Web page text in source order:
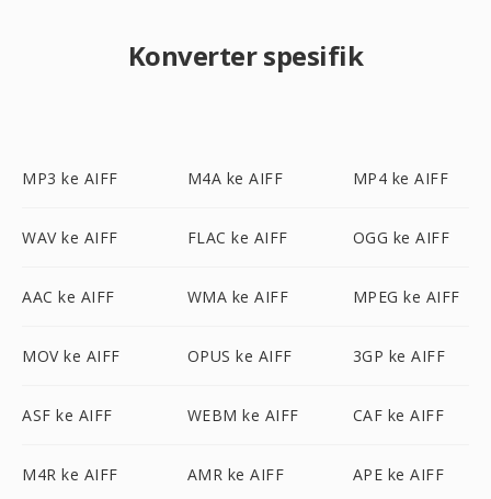
Konverter spesifik
MP3 ke AIFF M4A ke AIFF MP4 ke AIFF
WAV ke AIFF FLAC ke AIFF OGG ke AIFF
AAC ke AIFF WMA ke AIFF MPEG ke AIFF
MOV ke AIFF OPUS ke AIFF 3GP ke AIFF
ASF ke AIFF WEBM ke AIFF CAF ke AIFF
M4R ke AIFF AMR ke AIFF APE ke AIFF